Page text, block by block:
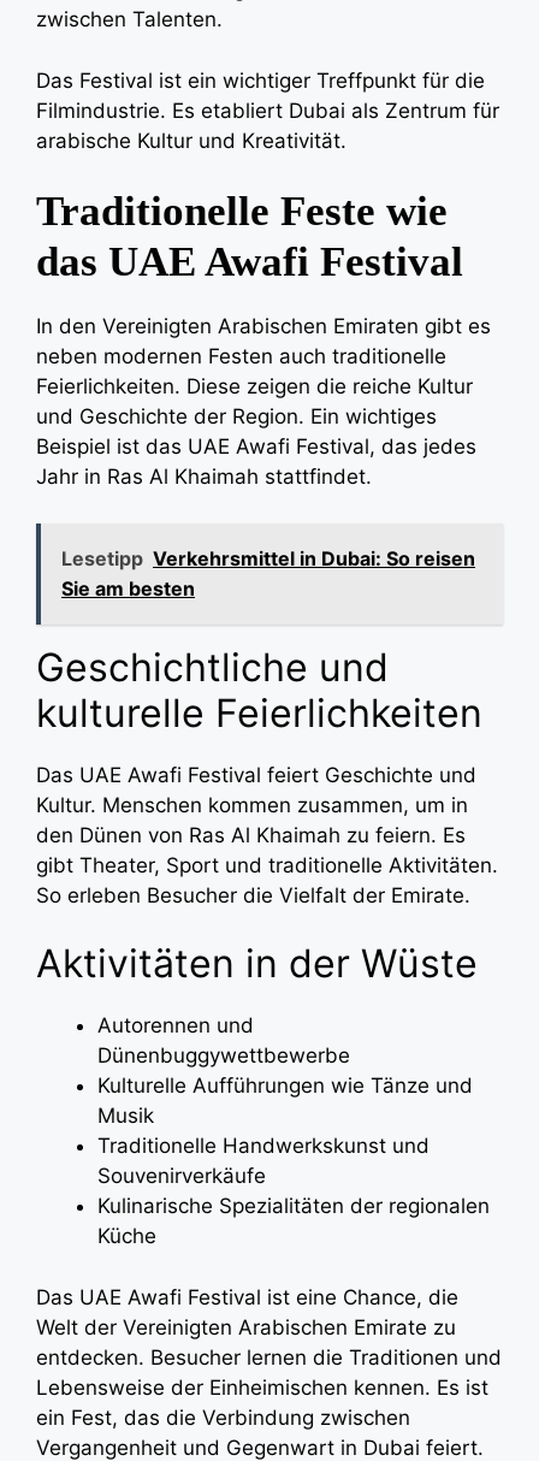
zwischen Talenten.
Das Festival ist ein wichtiger Treffpunkt für die
Filmindustrie. Es etabliert Dubai als Zentrum für
arabische Kultur und Kreativität.
Traditionelle Feste wie
das UAE Awafi Festival
In den Vereinigten Arabischen Emiraten gibt es
neben modernen Festen auch traditionelle
Feierlichkeiten. Diese zeigen die reiche Kultur
und Geschichte der Region. Ein wichtiges
Beispiel ist das UAE Awafi Festival, das jedes
Jahr in Ras Al Khaimah stattfindet.
Lesetipp Verkehrsmittel in Dubai: So reisen
Sie am besten
Geschichtliche und
kulturelle Feierlichkeiten
Das UAE Awafi Festival feiert Geschichte und
Kultur. Menschen kommen zusammen, um in
den Dünen von Ras Al Khaimah zu feiern. Es
gibt Theater, Sport und traditionelle Aktivitäten.
So erleben Besucher die Vielfalt der Emirate.
Aktivitäten in der Wüste
Autorennen und
Dünenbuggywettbewerbe
Kulturelle Aufführungen wie Tänze und
Musik
Traditionelle Handwerkskunst und
Souvenirverkäufe
Kulinarische Spezialitäten der regionalen
Küche
Das UAE Awafi Festival ist eine Chance, die
Welt der Vereinigten Arabischen Emirate zu
entdecken. Besucher lernen die Traditionen und
Lebensweise der Einheimischen kennen. Es ist
ein Fest, das die Verbindung zwischen
Vergangenheit und Gegenwart in Dubai feiert.